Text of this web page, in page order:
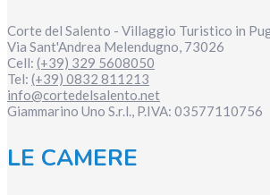
Corte del Salento - Villaggio Turistico in
Via Sant'Andrea Melendugno, 73026
Cell: (+39) 329 5608050
Tel: (+39) 0832 811213
info@cortedelsalento.net
Giammarino Uno S.r.l., P.IVA: 03577110756
LE CAMERE